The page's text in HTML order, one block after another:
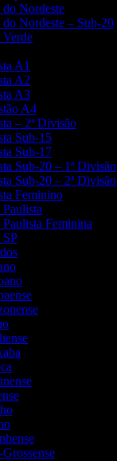
do Nordeste
do Nordeste – Sub-20
Verde
A1
A2
A3
A4
– 2ª Divisão
Sub-15
Sub-17
Sub-20 – 1ª Divisão
Sub-20 – 2ª Divisão
Feminino
Paulista Feminina
SP